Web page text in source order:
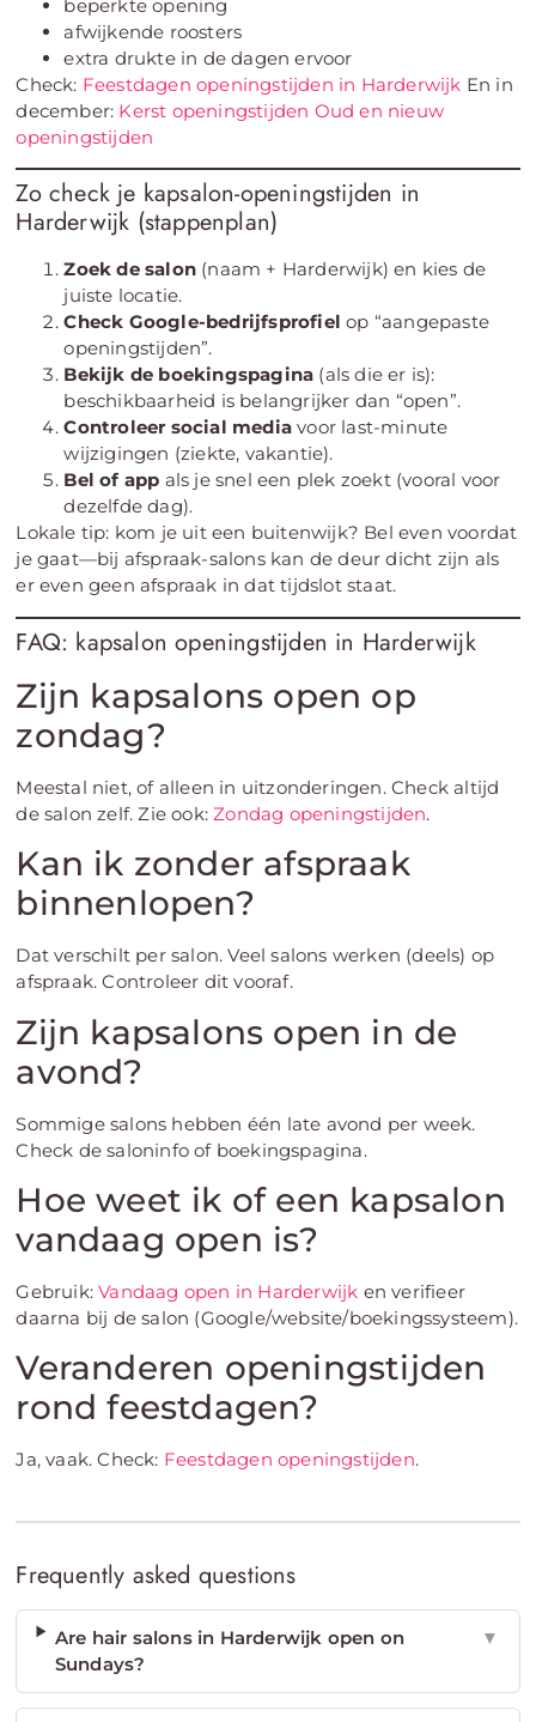
beperkte opening
afwijkende roosters
extra drukte in de dagen ervoor
Check: Feestdagen openingstijden in Harderwijk En in
december: Kerst openingstijden Oud en nieuw
openingstijden
Zo check je kapsalon-openingstijden in
Harderwijk (stappenplan)
Zoek de salon (naam + Harderwijk) en kies de
juiste locatie.
Check Google-bedrijfsprofiel op “aangepaste
openingstijden”.
Bekijk de boekingspagina (als die er is):
beschikbaarheid is belangrijker dan “open”.
Controleer social media voor last-minute
wijzigingen (ziekte, vakantie).
Bel of app als je snel een plek zoekt (vooral voor
dezelfde dag).
Lokale tip: kom je uit een buitenwijk? Bel even voordat
je gaat—bij afspraak-salons kan de deur dicht zijn als
er even geen afspraak in dat tijdslot staat.
FAQ: kapsalon openingstijden in Harderwijk
Zijn kapsalons open op
zondag?
Meestal niet, of alleen in uitzonderingen. Check altijd
de salon zelf. Zie ook:Zondag openingstijden.
Kan ik zonder afspraak
binnenlopen?
Dat verschilt per salon. Veel salons werken (deels) op
afspraak. Controleer dit vooraf.
Zijn kapsalons open in de
avond?
Sommige salons hebben één late avond per week.
Check de saloninfo of boekingspagina.
Hoe weet ik of een kapsalon
vandaag open is?
Gebruik:Vandaag open in Harderwijk en verifieer
daarna bij de salon (Google/website/boekingssysteem).
Veranderen openingstijden
rond feestdagen?
Ja, vaak. Check: Feestdagen openingstijden.
Frequently asked questions
Are hair salons in Harderwijk open on
Sundays?
▼